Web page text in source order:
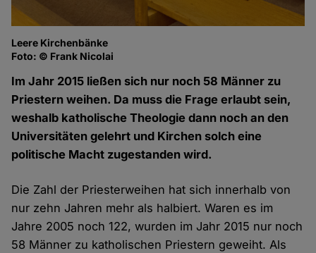
Leere Kirchenbänke
Foto: © Frank Nicolai
Im Jahr 2015 ließen sich nur noch 58 Männer zu
Priestern weihen. Da muss die Frage erlaubt sein,
weshalb katholische Theologie dann noch an den
Universitäten gelehrt und Kirchen solch eine
politische Macht zugestanden wird.
Die Zahl der Priesterweihen hat sich innerhalb von
nur zehn Jahren mehr als halbiert. Waren es im
Jahre 2005 noch 122, wurden im Jahr 2015 nur noch
58 Männer zu katholischen Priestern geweiht. Als